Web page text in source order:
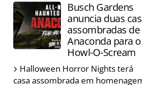
Busch Gardens
anuncia duas
assombradas de
Anaconda para o
Howl-O-Scream
Halloween Horror Nights terá
casa assombrada em